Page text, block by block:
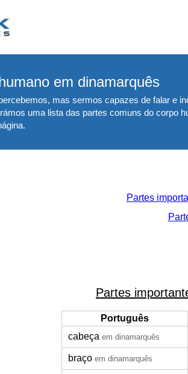
em dinamarquês
mas sermos capazes de falar e
uma lista das partes comuns do corpo
Partes
Partes
Português
cabeça em dinamarquês
braço em dinamarquês